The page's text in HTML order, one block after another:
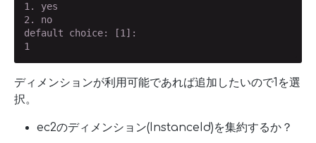
1. yes
2. no
default choice: [1]:
1
ディメンションが利用可能であれば追加したいので1を選
択。
ec2のディメンション(InstanceId)を集約するか？